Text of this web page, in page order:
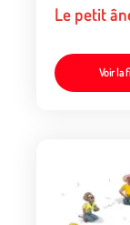
Le petit
Voir la